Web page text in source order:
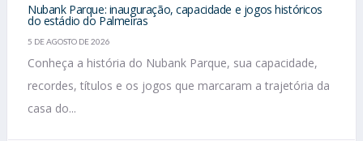
Nubank Parque: inauguração, capacidade e jogos históricos
do estádio do Palmeiras
5 DE AGOSTO DE 2026
Conheça a história do Nubank Parque, sua capacidade,
recordes, títulos e os jogos que marcaram a trajetória da
casa do...